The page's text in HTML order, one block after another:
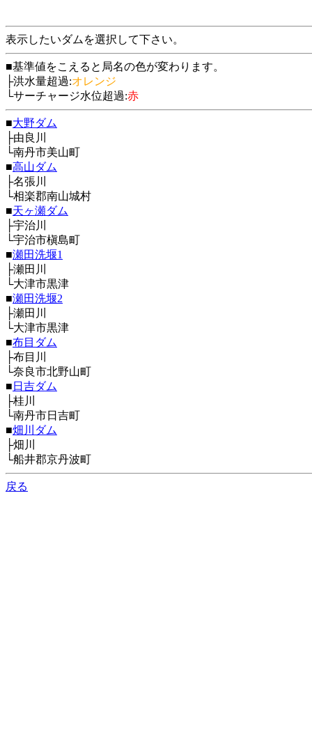
表示したいダムを選択して下さい。
■基準値をこえると局名の色が変わります。
├洪水量超過:オレンジ
└サーチャージ水位超過:赤
■大野ダム
├由良川
└南丹市美山町
■高山ダム
├名張川
└相楽郡南山城村
■天ヶ瀬ダム
├宇治川
└宇治市槇島町
■瀬田洗堰1
├瀬田川
└大津市黒津
■瀬田洗堰2
├瀬田川
└大津市黒津
■布目ダム
├布目川
└奈良市北野山町
■ 日吉ダム
├桂川
└南丹市日吉町
■畑川ダム
├畑川
└船井郡京丹波町
戻る